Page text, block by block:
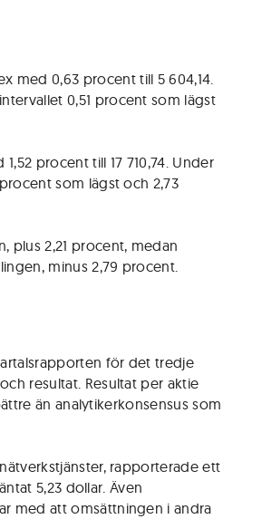
med 0,63 procent till 5 604,14.
0,51 procent som lägst
procent till 17 710,74. Under
som lägst och 2,73
plus 2,21 procent, medan
minus 2,79 procent.
för det tredje
resultat. Resultat per aktie
än analytikerkonsensus som
rapporterade ett
5,23 dollar. Även
med att omsättningen i andra